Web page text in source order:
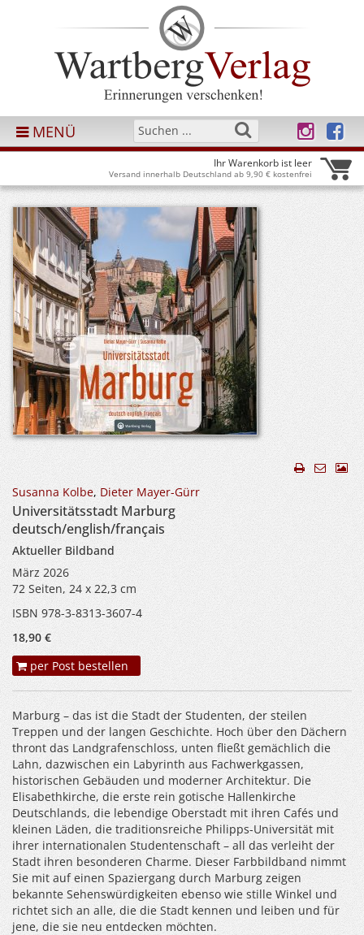
MENÜ
Ihr Warenkorb ist leer
Versand innerhalb Deutschland ab 9,90 € kostenfrei
Susanna Kolbe, Dieter Mayer-Gürr
Universitätsstadt Marburg
deutsch/english/français
Aktueller Bildband
März 2026
72 Seiten, 24 x 22,3 cm
ISBN 978-3-8313-3607-4
18,90 €
per Post bestellen
Marburg – das ist die Stadt der Studenten, der steilen
Treppen und der langen Geschichte. Hoch über den Dächern
thront das Landgrafenschloss, unten fließt gemächlich die
Lahn, dazwischen ein Labyrinth aus Fachwerkgassen,
historischen Gebäuden und moderner Architektur. Die
Elisabethkirche, die erste rein gotische Hallenkirche
Deutschlands, die lebendige Oberstadt mit ihren Cafés und
kleinen Läden, die traditionsreiche Philipps-Universität mit
ihrer internationalen Studentenschaft – all das verleiht der
Stadt ihren besonderen Charme. Dieser Farbbildband nimmt
Sie mit auf einen Spaziergang durch Marburg zeigen
bekannte Sehenswürdigkeiten ebenso wie stille Winkel und
richtet sich an alle, die die Stadt kennen und leiben und für
jene, die sie neu entdecken möchten.